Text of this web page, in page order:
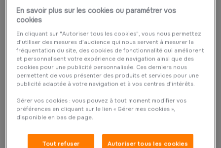
GENNES VAL DE LOIRECommerce de bouche
En savoir plus sur les cookies ou paramétrer vos
cookies
En cliquant sur "Autoriser tous les cookies", vous nous permettez
d’utiliser des mesures d’audience qui nous servent à mesurer la
fréquentation du site, des cookies de fonctionnalité qui améliorent
et personnalisent votre expérience de navigation ainsi que des
cookies pour une publicité personnalisée. Ces derniers nous
permettent de vous présenter des produits et services pour une
publicité adaptée à votre navigation et à vos centres d’intérêts.
Gérer vos cookies : vous pouvez à tout moment modifier vos
préférences en cliquant sur le lien « Gérer mes cookies »,
disponible en bas de page.
Tout refuser Autoriser tous les cookies